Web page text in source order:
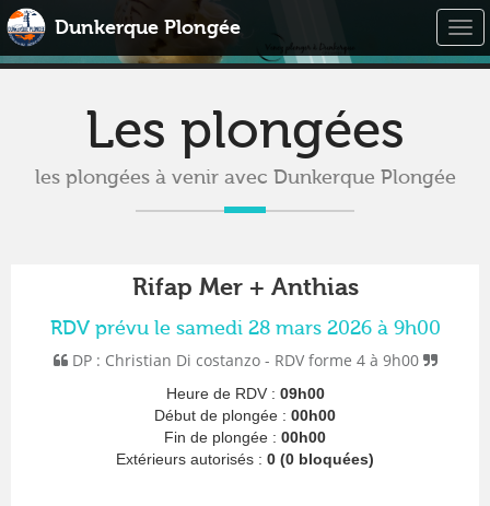
Dunkerque Plongée
Les plongées
les plongées à venir avec Dunkerque Plongée
Rifap Mer + Anthias
RDV prévu le samedi 28 mars 2026 à 9h00
DP : Christian Di costanzo - RDV forme 4 à 9h00
Heure de RDV : 09h00
Début de plongée : 00h00
Fin de plongée : 00h00
Extérieurs autorisés : 0 (0 bloquées)